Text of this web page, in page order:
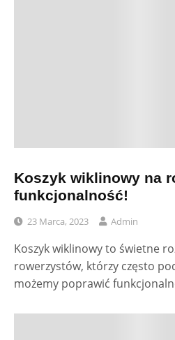
Koszyk wiklinowy na
funkcjonalność!
23 Marca, 2023 Admin
Koszyk wiklinowy to świetne
rowerzystów, którzy często
możemy poprawić